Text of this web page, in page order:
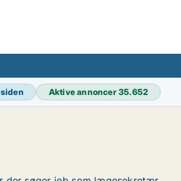
Aktive annoncer35.652